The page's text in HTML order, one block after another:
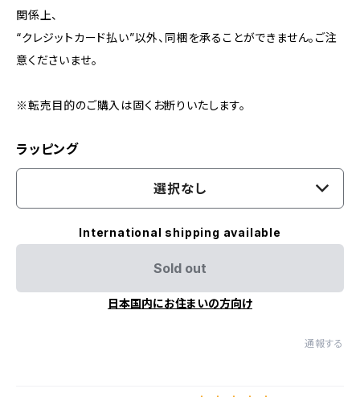
関係上、
“クレジットカード払い”以外、同梱を承ることができません。ご注
意くださいませ。
※転売目的のご購入は固くお断りいたします。
ラッピング
選択なし
International shipping available
Sold out
日本国内にお住まいの方向け
通報する